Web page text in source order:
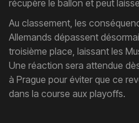
récupère le ballon et peut
Au classement, les
Allemands dépassent
troisième place, laissant les
Une réaction sera attendue
à Prague pour éviter que ce
dans la course aux playoffs.